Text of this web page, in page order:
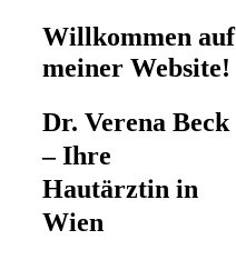
Willkommen auf
meiner Website!
Dr. Verena Beck
– Ihre
Hautärztin in
Wien